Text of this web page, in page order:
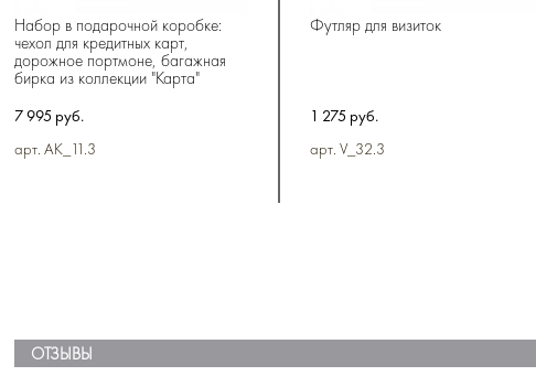
Набор в подарочной коробке:
чехол для кредитных карт,
дорожное портмоне, багажная
бирка из коллекции "Карта"
7 995 руб.
арт. AK_11.3
Футляр для визиток
1 275 руб.
арт. V_32.3
ОТЗЫВЫ